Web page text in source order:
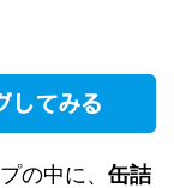
してみる
の中に、 缶詰